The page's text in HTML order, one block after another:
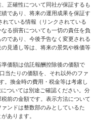
正確性について同社が保証するも
であり、将来の運用成果を保証す
れている情報（リンクされている
る損害についても一切の責任を負
であり、今後予告なく変更される
見通し等は、将来の景気や株価等
価額は信託報酬控除後の価額で
当たりの価額を、それ以外のファ
。換金時の費用・税金等は考慮し
ついては別途ご確認ください。分
前の金額です。表示方法について
ンドは整数部のみとしているた
あります。